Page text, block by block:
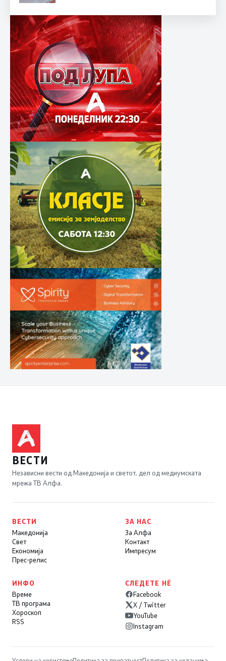
ВЕСТИ
Независни вести од Македонија и светот, дел од медиумската
мрежа ТВ Алфа.
ВЕСТИ
Македонија
Свет
Економија
Прес-релис
ЗА НАС
За Алфа
Контакт
Импресум
ИНФО
Време
ТВ програма
Хороскоп
RSS
СЛЕДЕТЕ НÉ
Facebook
X / Twitter
YouTube
Instagram